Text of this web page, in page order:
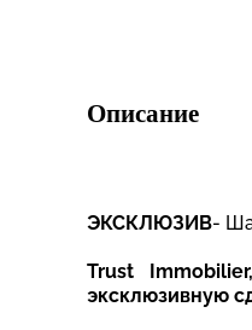
Описание
ЭКСКЛЮЗИВ-
Trust
эксклюзивную